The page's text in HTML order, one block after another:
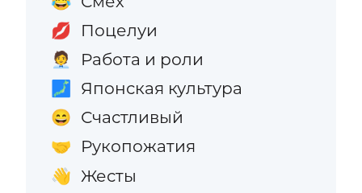
💋 Поцелуи
🧑‍💼 Работа и роли
🗾 Японская культура
😄 Счастливый
🤝 Рукопожатия
👋 Жесты